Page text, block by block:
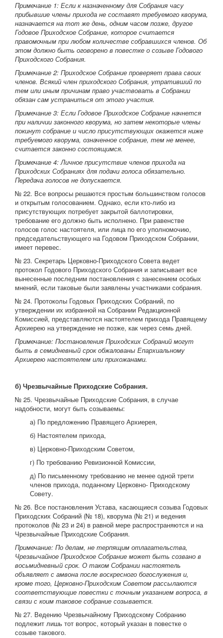
Примечание 1: Если к назначенному для Собрания часу
прибывшие члены прихода не составят требуемого кворума,
назначается на тот же день, одним часом позже, другое
Годовое Приходское Собрание, которое считается
правомочным при любом количестве собравшихся членов. Об
этом должно быть оговорено в повестке о созыве Годового
Приходского Собрания.
Примечание 2: Приходское Собрание проверяет права своих
членов. Всякий член приходского Собрания, утративший по
тем или иным причинам право участвовать в Собрании
обязан сам устраниться от этого участия.
Примечание 3: Если Годовое Приходское Собрание начнется
при наличии законного кворума, но затем некоторые члены
покинут собрание и число присутствующих окажется ниже
требуемого кворума, означенное собрание, тем не менее,
считается законно состоящимся.
Примечание 4: Личное присутствие членов прихода на
Приходских Собраниях для подачи голоса обязательно.
Передача голосов не допускается.
№ 22. Все вопросы решаются простым большинством голосов
и открытым голосованием. Однако, если кто-либо из
присутствующих потребует закрытой баллотировки,
требование его должно быть исполнено. При равенстве
голосов голос настоятеля, или лица по его уполномочию,
председательствующего на Годовом Приходском Собрании,
имеет перевес.
№ 23. Секретарь Церковно-Приходского Совета ведет
протокол Годового Приходского Собрания и записывает все
вынесенные последним постановления с занесением особых
мнений, если таковые были заявлены участниками собрания.
№ 24. Протоколы Годовых Приходских Собраний, по
утверждении их избранной на Собрании Редакционной
Комиссией, представляются настоятелем прихода Правящему
Архиерею на утверждение не позже, как через семь дней.
Примечание: Постановления Приходских Собраний могут
быть в семидневный срок обжалованы Епархиальному
Архиерею настоятелем или прихожанами.
б) Чрезвычайные Приходские Собрания.
№ 25. Чрезвычайные Приходские Собрания, в случае
надобности, могут быть созываемы:
а) По предложению Правящего Архиерея,
б) Настоятелем прихода,
в) Церковно-Приходским Советом,
г) По требованию Ревизионной Комиссии,
д) По письменному требованию не менее одной трети
членов прихода, поданному Церковно- Приходскому
Совету.
№ 26. Все постановления Устава, касающиеся созыва Годовых
Приходских Собраний (№ 18), кворума (№ 21) и ведения
протоколов (№ 23 и 24) в равной мере распространяются и на
Чрезвычайные Приходские Собрания.
Примечание: По делам, не терпящим отлагательства,
Чрезвычайное Приходское Собрание может быть созвано в
восьмидневный срок. О таком Собрании настоятель
объявляет с амвона после воскресного богослужения и,
кроме того, Церковно-Приходским Советом рассылаются
соответствующие повестки с точным указанием вопроса, в
связи с коим таковое собрание созывается.
№ 27. Ведению Чрезвычайному Приходскому Собранию
подлежит лишь тот вопрос, который указан в повестке о
созыве такового.